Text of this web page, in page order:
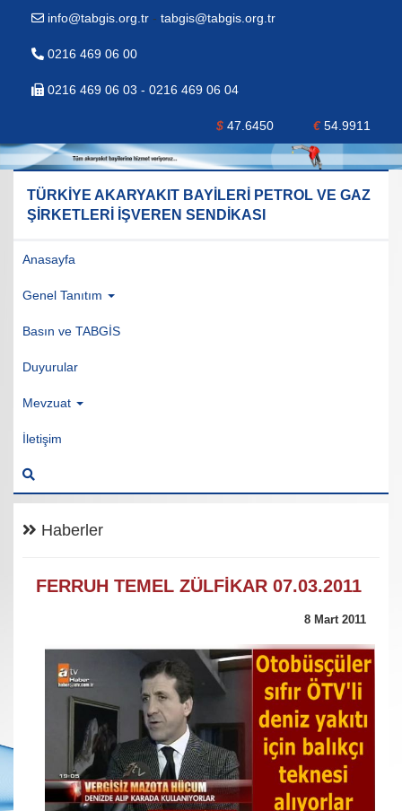
info@tabgis.org.tr - tabgis@tabgis.org.tr
0216 469 06 00
0216 469 06 03 - 0216 469 06 04
$ 47.6450 €54.9911
TÜRKİYE AKARYAKIT BAYİLERİ PETROL VE GAZ
ŞİRKETLERİ İŞVEREN SENDİKASI
Anasayfa
Genel Tanıtım
Basın ve TABGİS
Duyurular
Mevzuat
İletişim
Haberler
FERRUH TEMEL ZÜLFİKAR 07.03.2011
8 Mart 2011